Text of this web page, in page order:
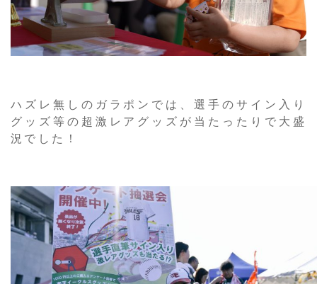
ハズレ無しのガラポンでは、選手のサイン入り
グッズ等の超激レアグッズが当たったりで大盛
況でした！